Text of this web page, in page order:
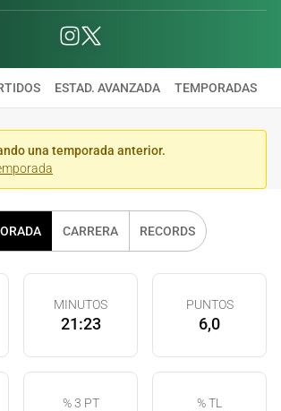
ESTAD. AVANZADA TEMPORADAS
una temporada anterior.
CARRERA RECORDS
MINUTOS
21:23
PUNTOS
6,0
% 3 PT % TL